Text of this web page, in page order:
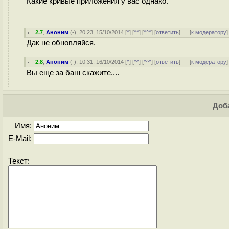
2.7 ,Аноним (-), 20:23, 15/10/2014 [^] [^^] [^^^] [ответить] [к модератору]
Дак не обновляйся.
2.8 ,Аноним (-), 10:31, 16/10/2014 [^] [^^] [^^^] [ответить] [к модератору]
Вы еще за баш скажите....
Имя:
E-Mail:
Текст: